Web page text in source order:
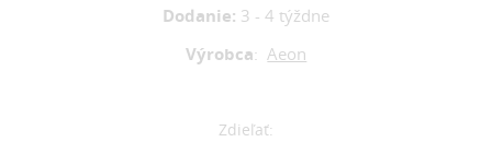
Dodanie: 3 - 4 týždne
Výrobca: Aeon
Zdieľať: